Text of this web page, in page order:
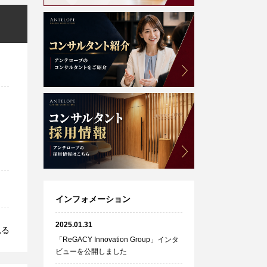
インフォメーション
2025.01.31
「ReGACY Innovation Group」インタ
ビューを公開しました